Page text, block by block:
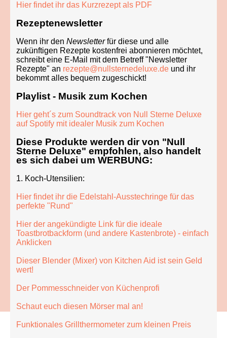
Hier findet ihr das Kurzrezept als PDF
Rezeptenewsletter
Wenn ihr den Newsletterfür diese und alle
zukünftigen Rezepte kostenfrei abonnieren möchtet,
schreibt eine E-Mail mit dem Betreff "Newsletter
Rezepte" an rezepte@nullsternedeluxe.de und ihr
bekommt alles bequem zugeschickt!
Playlist - Musik zum Kochen
Hier geht´s zum Soundtrack von Null Sterne Deluxe
auf Spotify mit idealer Musik zum Kochen
Diese Produkte werden dir von "Null
Sterne Deluxe" empfohlen, also handelt
es sich dabei um WERBUNG:
1. Koch-Utensilien:
Hier findet ihr die Edelstahl-Ausstechringe für das
perfekte "Rund"
Hier der angekündigte Link für die ideale
Toastbrotbackform (und andere Kastenbrote) - einfach
Anklicken
Dieser Blender (Mixer) von Kitchen Aid ist sein Geld
wert!
Der Pommesschneider von Küchenprofi
Schaut euch diesen Mörser mal an!
Funktionales Grillthermometer zum kleinen Preis